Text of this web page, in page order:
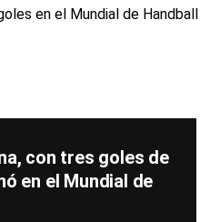
con tres goles de
en el Mundial de